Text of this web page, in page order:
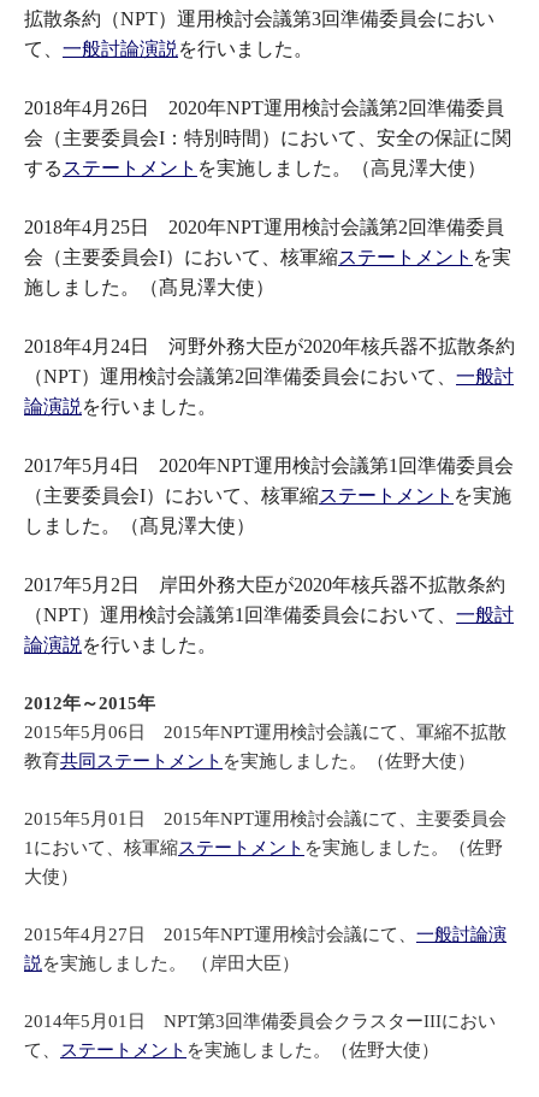
拡散条約（NPT）運用検討会議第3回準備委員会におい
て、 一般討論演説 を行いました。
2018年4月26日 2020年NPT運用検討会議第2回準備委員
会（主要委員会I：特別時間）において、安全の保証に関
する ステートメント を実施しました。（高見澤大使）
2018年4月25日 2020年NPT運用検討会議第2回準備委員
会（主要委員会I）において、核軍縮ステートメント を実
施しました。（髙見澤大使）
2018年4月24日 河野外務大臣が2020年核兵器不拡散条約
（NPT）運用検討会議第2回準備委員会において、 一般討
論演説 を行いました。
2017年5月4日 2020年NPT運用検討会議第1回準備委員会
（主要委員会I）において、核軍縮ステートメント を実施
しました。（髙見澤大使）
2017年5月2日 岸田外務大臣が2020年核兵器不拡散条約
（NPT）運用検討会議第1回準備委員会において、 一般討
論演説 を行いました。
2012年～2015年
2015年5月06日 2015年NPT運用検討会議にて、軍縮不拡散
教育共同ステートメント を実施しました。（佐野大使）
2015年5月01日 2015年NPT運用検討会議にて、主要委員会
1において、核軍縮ステートメント を実施しました。（佐野
大使）
2015年4月27日 2015年NPT運用検討会議にて、 一般討論演
説 を実施しました。 （岸田大臣）
2014年5月01日 NPT第3回準備委員会クラスターIIIにおい
て、
ステートメント を実施しました。（佐野大使）